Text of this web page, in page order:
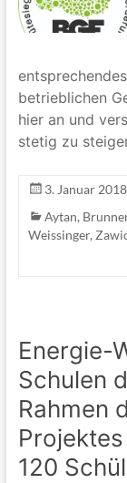
betrieblichen
hier an und
stetig zu
3. Januar 2018
Aytan,
Weissinger,
Energie-
Schulen
Rahmen
120